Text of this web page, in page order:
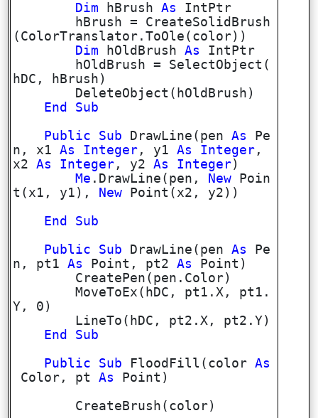
Dim hBrushAs
IntPtr
hBrush = CreateSolidBrush
(ColorTranslator.ToOle(color))
Dim hOldBrushAs
IntPtr
hOldBrush = SelectObject(
hDC, hBrush)
DeleteObject(hOldBrush)
End
Sub
Public
Sub DrawLine(penAs
Pe
n, x1As Integer , y1As Integer ,
x2As Integer , y2As Integer)
Me .DrawLine(pen, New Poin
t(x1, y1),
New Point(x2, y2))
End
Sub
Public
Sub DrawLine(penAs
Pe
n, pt1As Point, pt2As
Point)
CreatePen(pen.Color)
MoveToEx(hDC, pt1.X, pt1.
Y, 0)
LineTo(hDC, pt2.X, pt2.Y)
End
Sub
Public
Sub FloodFill(colorAs
Color, ptAs
Point)
CreateBrush(color)